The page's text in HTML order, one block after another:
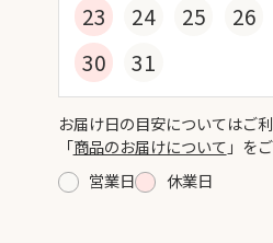
23
24 25 26
30
31
お届け日の目安についてはご
「商品のお届けについて 」を
営業日
休業日